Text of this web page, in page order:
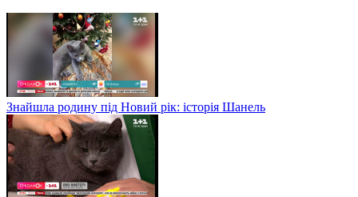
Знайшла родину під Новий рік: історія Шанель